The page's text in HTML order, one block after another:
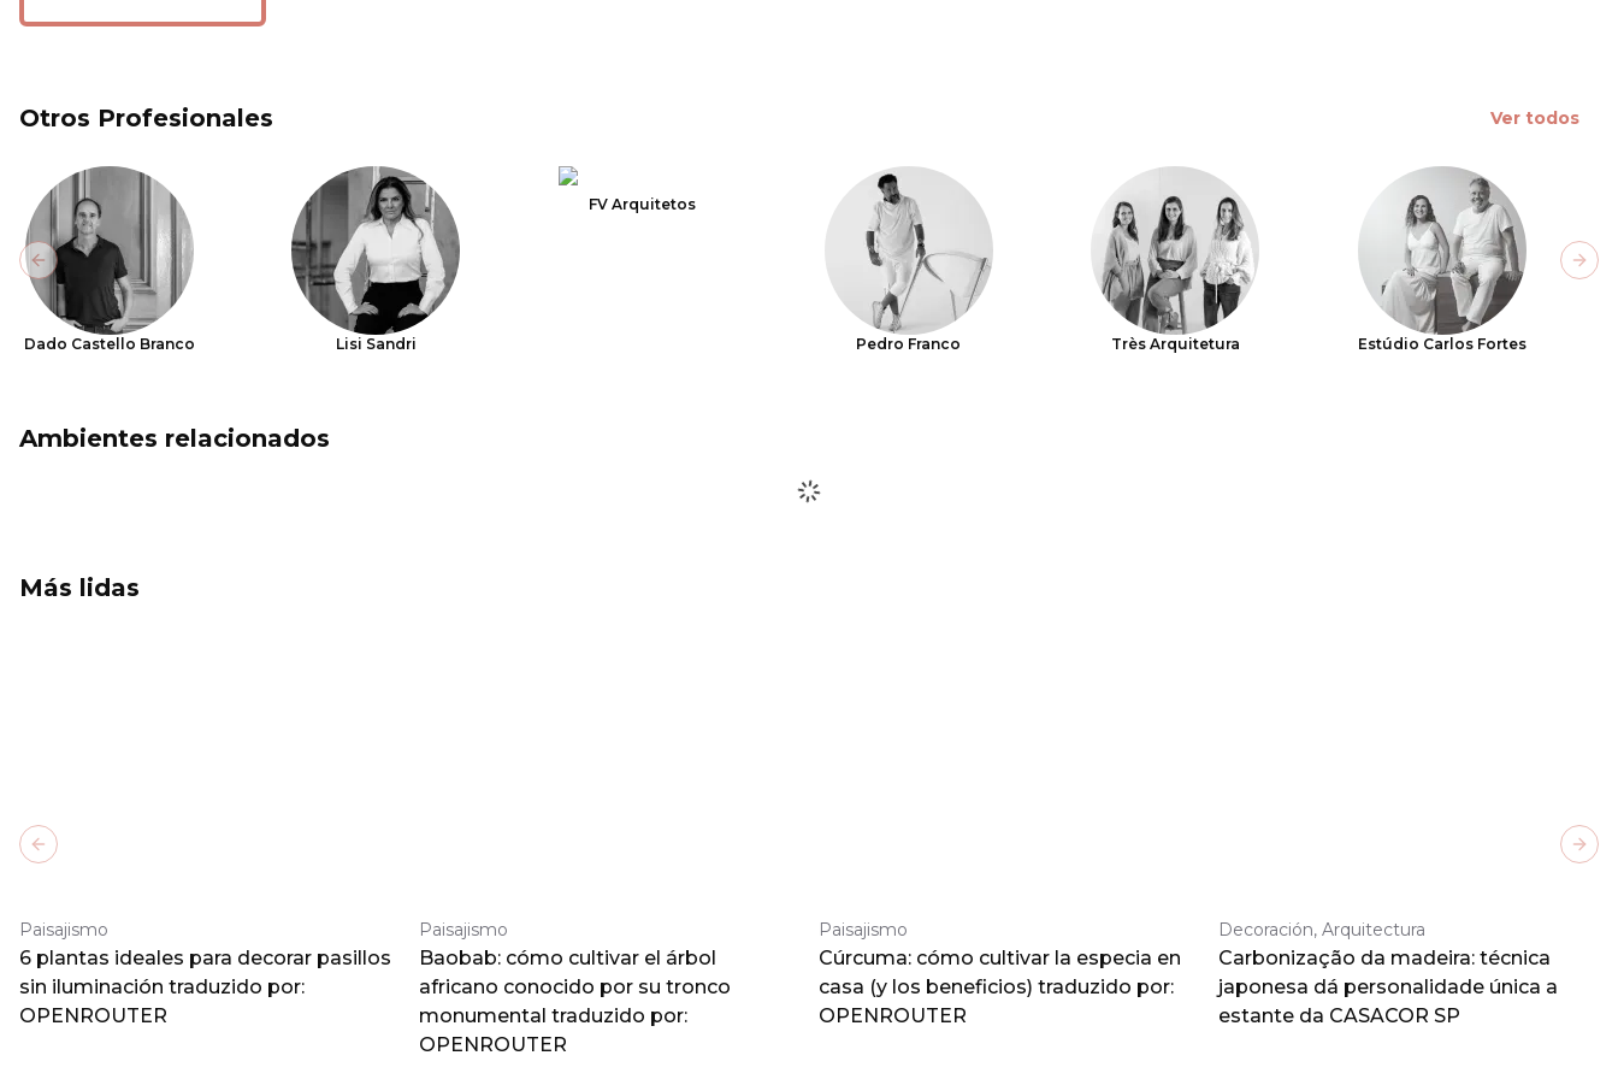
Otros Profesionales Ver todos
Dado Castello Branco Lisi Sandri
FV Arquitetos
Pedro Franco Très Arquitetura Estúdio Carlos Fortes
Previous slide
Ambientes relacionados
Más lidas
Paisajismo
6 plantas ideales para decorar pasillos
sin iluminación traduzido por:
OPENROUTER
Paisajismo
Baobab: cómo cultivar el árbol
africano conocido por su tronco
monumental traduzido por:
OPENROUTER
Paisajismo
Cúrcuma: cómo cultivar la especia en
casa (y los beneficios) traduzido por:
OPENROUTER
Decoración, Arquitectura
Carbonização da madeira: técnica
japonesa dá personalidade única a
estante da CASACOR SP
Previous slide